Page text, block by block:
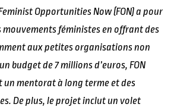
Opportunities Now (FON) a pour
mouvements féministes en offrant des
aux petites organisations non
budget de 7 millions d’euros, FON
un mentorat à long terme et des
De plus, le projet inclut un volet